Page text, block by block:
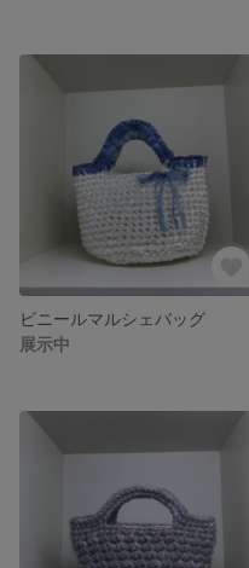
ビニールマルシェバッグ
展示中